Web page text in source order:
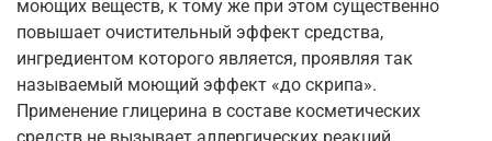
моющих веществ, к тому же при этом существенно
повышает очистительный эффект средства,
ингредиентом которого является, проявляя так
называемый моющий эффект «до скрипа».
Применение глицерина в составе косметических